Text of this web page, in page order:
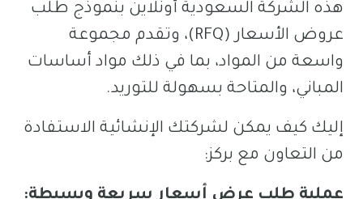
هذه الشركة السعودية أونلاين بنموذج طلب
عروض الأسعار (RFQ)، وتقدم مجموعة
واسعة من المواد، بما في ذلك مواد أساسات
المباني، والمتاحة بسهولة للتوريد.
إليك كيف يمكن لشركتك الإنشائية الاستفادة
من التعاون مع بركز: